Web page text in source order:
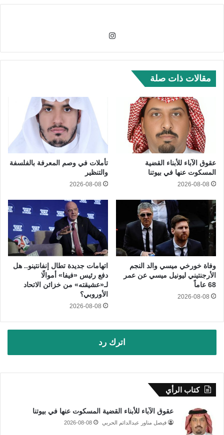
ام
مقالات ذات صلة
عقوق الآباء للأبناء القضية
المسكوت عنها في بيوتنا
2026-08-08
تأملات في وصم المعرفة بالفلسفة
والتنظير
2026-08-08
وفاة خورخي ميسي والد النجم
الأرجنتيني ليونيل ميسي عن عمر
68 عاماً
2026-08-08
اتهامات جديدة تطال إنفانتينو.. هل
دفع رئيس «فيفا» أموالًا
لـ«عشيقته» من خزائن الاتحاد
الأوروبي؟
2026-08-08
اترك رد
كتاب الرأي
عقوق الآباء للأبناء القضية المسكوت عنها في بيوتنا
فيصل مناور عبدالدائم الحربي 2026-08-08